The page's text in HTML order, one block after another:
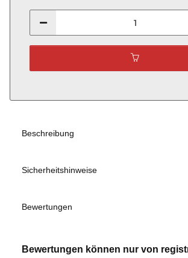
Beschreibung
Sicherheitshinweise
Bewertungen
Bewertungen können nur von